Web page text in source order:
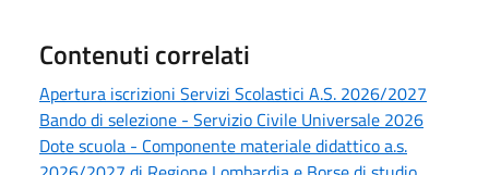
Contenuti correlati
Apertura iscrizioni Servizi Scolastici A.S. 2026/2027
Bando di selezione - Servizio Civile Universale 2026
Dote scuola - Componente materiale didattico a.s.